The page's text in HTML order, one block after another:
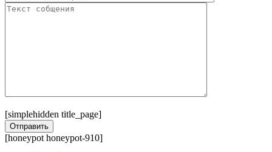
[simplehidden title_page]
[honeypot honeypot-910]